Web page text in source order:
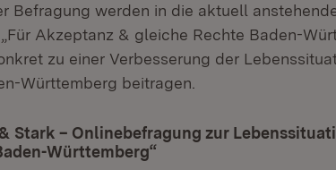
Befragung werden in die aktuell
Akzeptanz & gleiche Rechte Baden-
zu einer Verbesserung der
Württemberg beitragen.
Stark – Onlinebefragung zur
Württemberg“